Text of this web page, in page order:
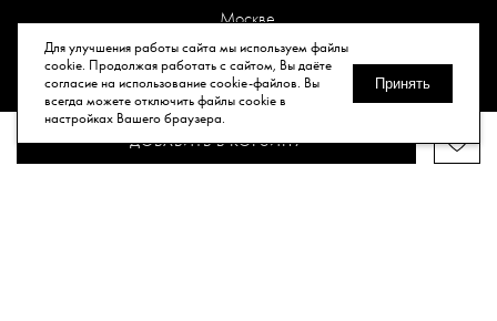
Для улучшения работы сайта мы используем файлы
cookie. Продолжая работать с сайтом, Вы даёте
согласие на использование cookie-файлов. Вы
всегда можете отключить файлы cookie в
настройках Вашего браузера.
Принять
ДОБАВИТЬ В КОРЗИНУ
Москве.
Карта сайта
© Все права защищены, 2026.